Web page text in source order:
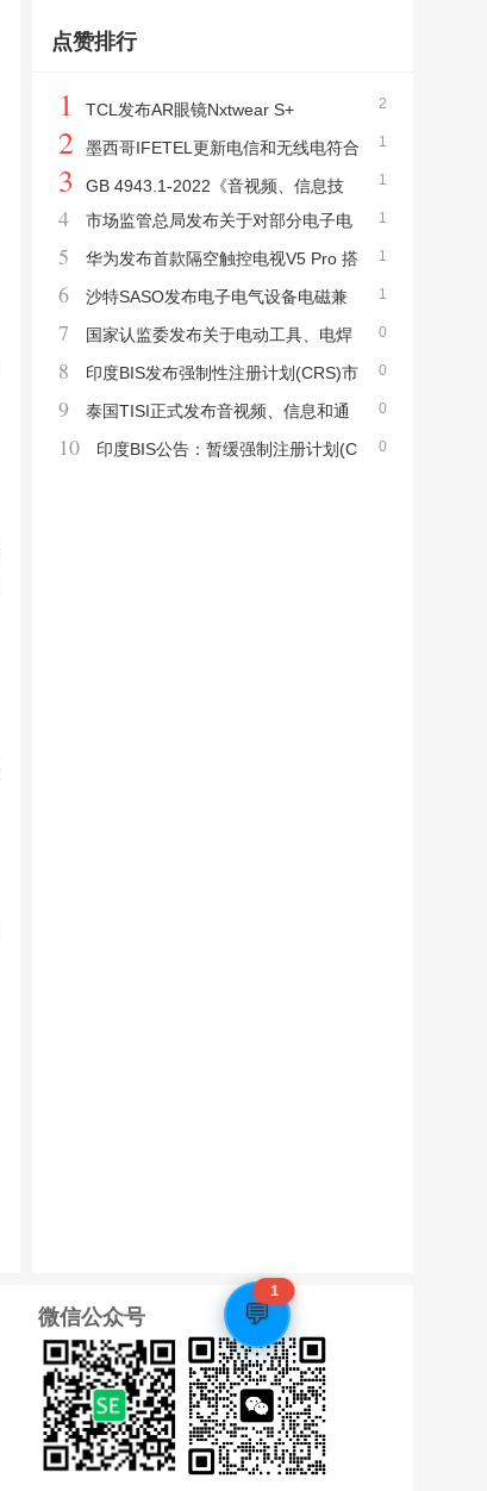
💬
1
准IEC 61010-2-034:2023正式发布
点赞排行
2
1 TCL发布AR眼镜Nxtwear S+
1
2
墨西哥IFETEL更新电信和无线电符合
性评估程序PEC及认证指南
1
3
GB 4943.1-2022《音视频、信息技
术和通信技术设备 第1部分:安全要求》新版
标准发布 2023年8月1日实施
1
4
市场监管总局发布关于对部分电子电
器产品不再实行强制性产品CCC认证管理的
公告
1
5
华为发布首款隔空触控电视V5 Pro 搭
载鸿鹄900芯片
1
6
沙特SASO发布电子电气设备电磁兼
容(EMC)技术法规
0
7
国家认监委发布关于电动工具、电焊
机等11项产品CCC认证实施规则的公告
0
8
印度BIS发布强制性注册计划(CRS)市
场监督法规细则
0
9
泰国TISI正式发布音视频、信息和通
信技术设备新标准TIS 62368 Part1-2563及
0
10
印度BIS公告：暂缓强制注册计划(C
微信公众号